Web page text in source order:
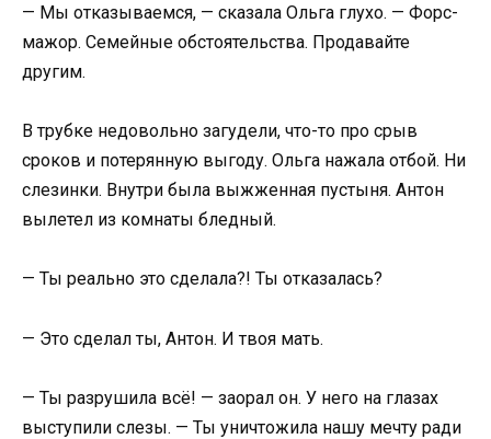
— Мы отказываемся, — сказала Ольга глухо. — Форс-
мажор. Семейные обстоятельства. Продавайте
другим.
В трубке недовольно загудели, что-то про срыв
сроков и потерянную выгоду. Ольга нажала отбой. Ни
слезинки. Внутри была выжженная пустыня. Антон
вылетел из комнаты бледный.
— Ты реально это сделала?! Ты отказалась?
— Это сделал ты, Антон. И твоя мать.
— Ты разрушила всё! — заорал он. У него на глазах
выступили слезы. — Ты уничтожила нашу мечту ради